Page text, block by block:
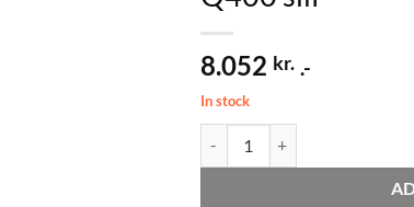
8.052 kr. .-
In stock